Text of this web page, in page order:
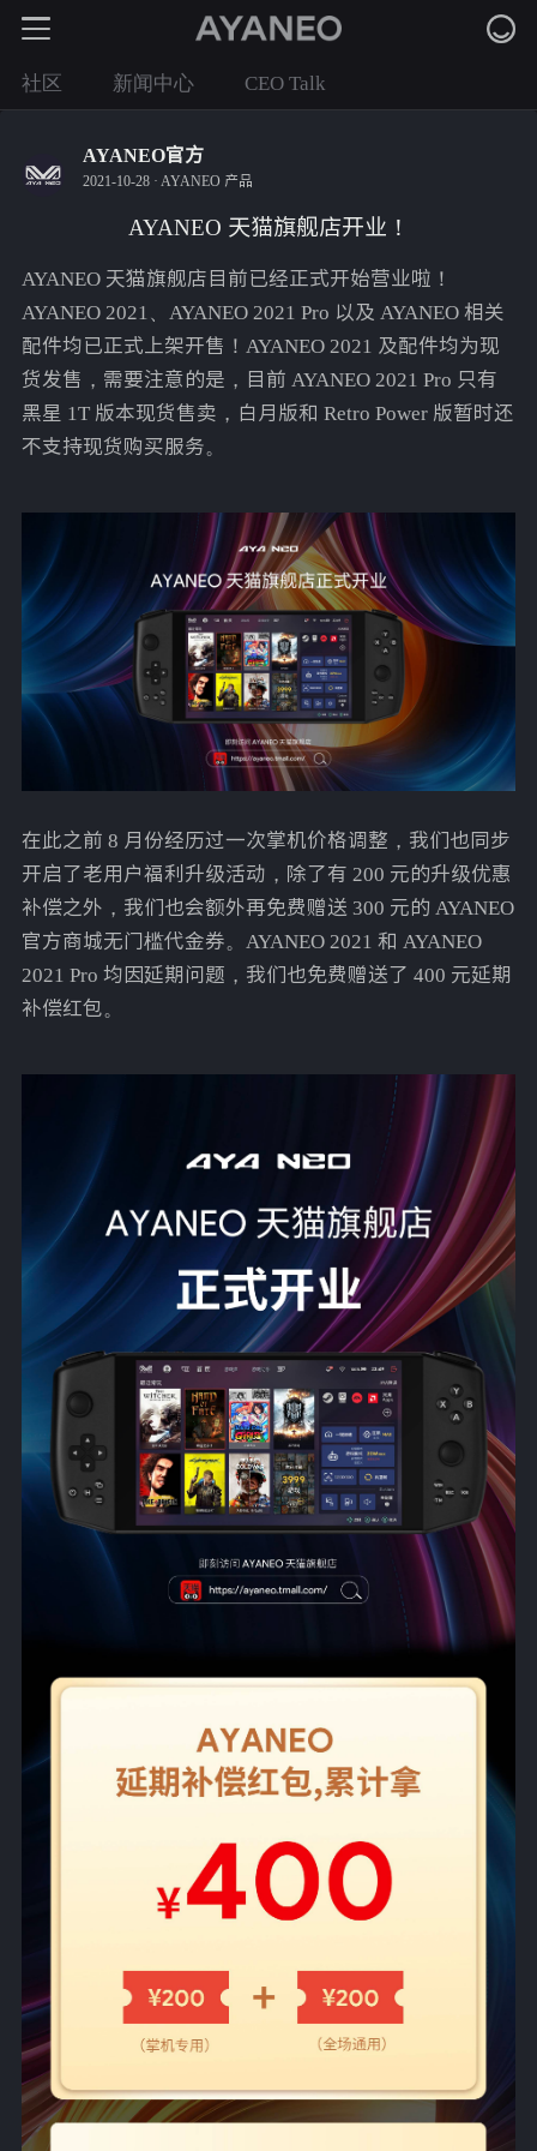
社区 新闻中心 CEO Talk
AYANEO官方
2021-10-28 · AYANEO 产品
AYANEO 天猫旗舰店开业！
​AYANEO 天猫旗舰店目前已经正式开始营业啦！
AYANEO 2021、AYANEO 2021 Pro 以及 AYANEO 相关
配件均已正式上架开售！AYANEO 2021 及配件均为现
货发售，需要注意的是，目前 AYANEO 2021 Pro 只有
黑星 1T 版本现货售卖，白月版和 Retro Power 版暂时还
不支持现货购买服务。
在此之前 8 月份经历过一次掌机价格调整，我们也同步
开启了老用户福利升级活动，除了有 200 元的升级优惠
补偿之外，我们也会额外再免费赠送 300 元的 AYANEO
官方商城无门槛代金券。AYANEO 2021 和 AYANEO
2021 Pro 均因延期问题，我们也免费赠送了 400 元延期
补偿红包。